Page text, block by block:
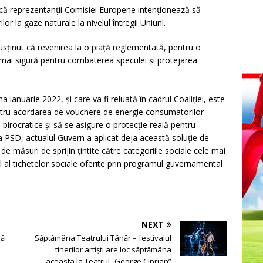
reprezentanții Comisiei Europene intenționează să
la gaze naturale la nivelul întregii Uniuni.
că revenirea la o piață reglementată, pentru o
sigură pentru combaterea speculei și protejarea
ianuarie 2022, și care va fi reluată în cadrul Coaliției, este
acordarea de vouchere de energie consumatorilor
și să se asigure o protecție reală pentru
actualul Guvern a aplicat deja această soluție de
măsuri de sprijin țintite către categoriile sociale cele mai
tichetelor sociale oferite prin programul guvernamental
NEXT
Săptămâna Teatrului Tânăr – festivalul
tinerilor artiști are loc săptămâna